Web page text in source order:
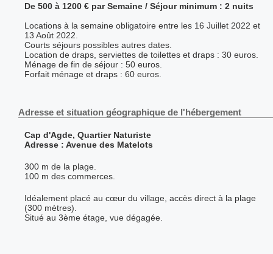
De 500 à 1200 € par Semaine / Séjour minimum : 2 nuits
Locations à la semaine obligatoire entre les 16 Juillet 2022 et
13 Août 2022.
Courts séjours possibles autres dates.
Location de draps, serviettes de toilettes et draps : 30 euros.
Ménage de fin de séjour : 50 euros.
Forfait ménage et draps : 60 euros.
Adresse et situation géographique de l'hébergement
Cap d'Agde, Quartier Naturiste
Adresse : Avenue des Matelots
300 m de la plage.
100 m des commerces.
Idéalement placé au cœur du village, accès direct à la plage
(300 mètres).
Situé au 3ème étage, vue dégagée.